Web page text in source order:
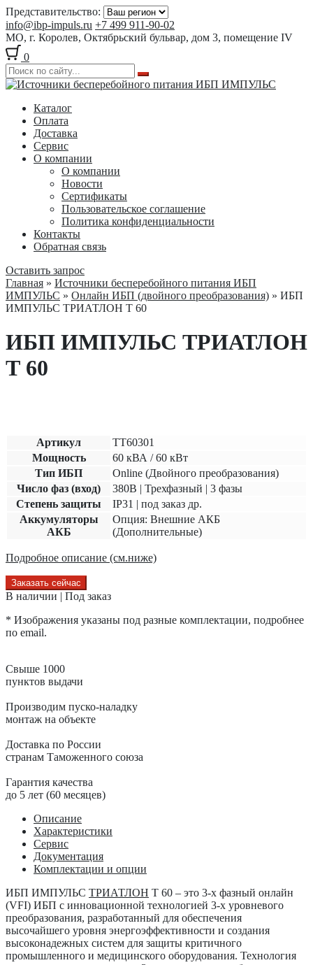
Представительство:
info@ibp-impuls.ru +7 499 911-90-02
МО, г. Королев, Октябрьский бульвар, дом 3, помещение IV
0
Перейти
навигации
Перейти
содержимому
Каталог
Оплата
Доставка
Сервис
О компании
О компании
Новости
Сертификаты
Пользовательское соглашение
Политика конфиденциальности
Контакты
Обратная связь
Оставить запрос
Главная » Источники бесперебойного питания ИБП
ИМПУЛЬС » Онлайн ИБП (двойного преобразования) » ИБП
ИМПУЛЬС ТРИАТЛОН Т 60
ИБП ИМПУЛЬС ТРИАТЛОН
Т 60
Артикул
TT60301
Мощность
60 кВА / 60 кВт
Тип ИБП
Online (Двойного преобразования)
Число фаз (вход)
380В | Трехфазный | 3 фазы
Степень защиты
IP31 | под заказ др.
Аккумуляторы
АКБ
Опция: Внешние АКБ
(Дополнительные)
Подробное описание (см.ниже)
Заказать сейчас
В наличии | Под заказ
* Изображения указаны под разные комплектации, подробнее
по email.
Свыше 1000
пунктов выдачи
Производим пуско-наладку
монтаж на объекте
Доставка по России
странам Таможенного союза
Гарантия качества
до 5 лет (60 месяцев)
Описание
Характеристики
Сервис
Документация
Комплектации и опции
ИБП ИМПУЛЬС ТРИАТЛОН Т 60 – это 3-х фазный онлайн
(VFI) ИБП с инновационной технологией 3-х уровневого
преобразования, разработанный для обеспечения
высочайшего уровня энергоэффективности и создания
высоконадежных систем для защиты критичного
промышленного и медицинского оборудования. Технология